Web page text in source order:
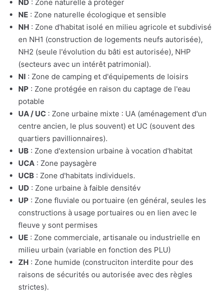
ND : Zone naturelle à protéger
NE : Zone naturelle écologique et sensible
NH : Zone d'habitat isolé en milieu agricole et subdivisé
en NH1 (construction de logements neufs autorisée),
NH2 (seule l'évolution du bâti est autorisée), NHP
(secteurs avec un intérêt patrimonial).
NI : Zone de camping et d'équipements de loisirs
NP : Zone protégée en raison du captage de l'eau
potable
UA / UC : Zone urbaine mixte : UA (aménagement d'un
centre ancien, le plus souvent) et UC (souvent des
quartiers pavillionnaires).
UB : Zone d'extension urbaine à vocation d'habitat
UCA : Zone paysagère
UCB : Zone d'habitats individuels.
UD : Zone urbaine à faible densitév
UP : Zone fluviale ou portuaire (en général, seules les
constructions à usage portuaires ou en lien avec le
fleuve y sont permises
UE : Zone commerciale, artisanale ou industrielle en
milieu urbain (variable en fonction des PLU)
ZH : Zone humide (construciton interdite pour des
raisons de sécurités ou autorisée avec des règles
strictes).